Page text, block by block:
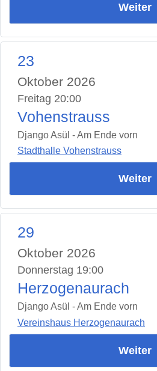
Weiter
23
Oktober 2026
Freitag 20:00
Vohenstrauss
Django Asül - Am Ende vorn
Stadthalle Vohenstrauss
Weiter
29
Oktober 2026
Donnerstag 19:00
Herzogenaurach
Django Asül - Am Ende vorn
Vereinshaus Herzogenaurach
Weiter